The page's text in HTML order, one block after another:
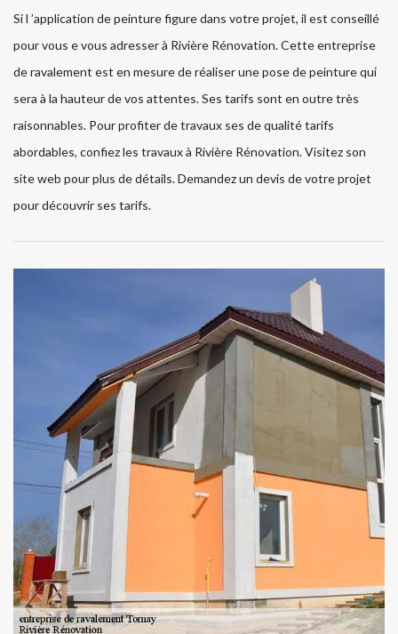
Si l ’application de peinture figure dans votre projet, il est conseillé
pour vous e vous adresser à Rivière Rénovation. Cette entreprise
de ravalement est en mesure de réaliser une pose de peinture qui
sera à la hauteur de vos attentes. Ses tarifs sont en outre très
raisonnables. Pour profiter de travaux ses de qualité tarifs
abordables, confiez les travaux à Rivière Rénovation. Visitez son
site web pour plus de détails. Demandez un devis de votre projet
pour découvrir ses tarifs.